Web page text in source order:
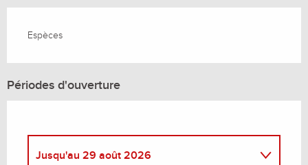
Espèces
Périodes d'ouverture
Jusqu'au 29 août 2026